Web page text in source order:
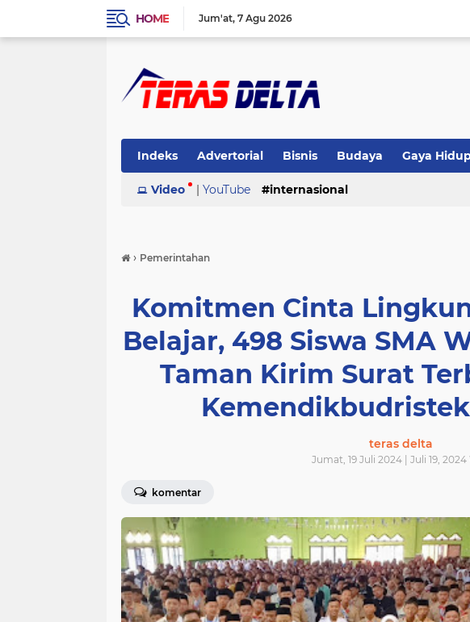
HOME Jum'at 7 Agu 2026
Indeks Advertorial Bisnis Budaya Gaya
Pemerintahan Pendidikan Peristiwa
Video | YouTube internasional
› Pemerintahan
Komitmen Cinta
Belajar, 498 Siswa SMA
Taman Kirim Surat
Kemendikbudristek
teras delta
Jumat, 19 Juli 2024 | Juli 19, 2024
komentar